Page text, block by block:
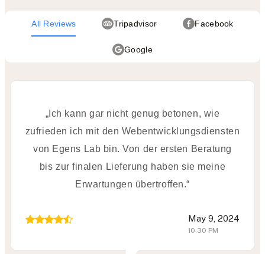
All Reviews Tripadvisor Facebook
Google
„Ich kann gar nicht genug betonen, wie
zufrieden ich mit den Webentwicklungsdiensten
von Egens Lab bin. Von der ersten Beratung
bis zur finalen Lieferung haben sie meine
Erwartungen übertroffen.“
May 9, 2024
10.30 PM